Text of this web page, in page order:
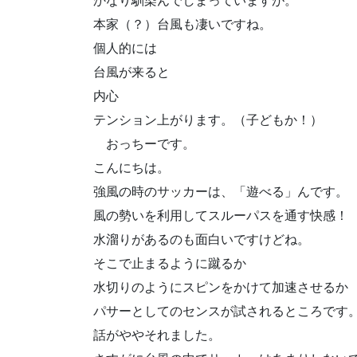
本家（？）台風も凄いですね。
個人的には
台風が来ると
内心
テンション上がります。（子どもか！）
おっちーです。
こんにちは。
強風の時のサッカーは、「遊べる」んです。
風の勢いを利用してスルーパスを通す快感！
水溜りがあるのも面白いですけどね。
そこで止まるように蹴るか
水切りのようにスピンをかけて加速させるか
パサーとしてのセンスが試されるところです
話がややそれました。